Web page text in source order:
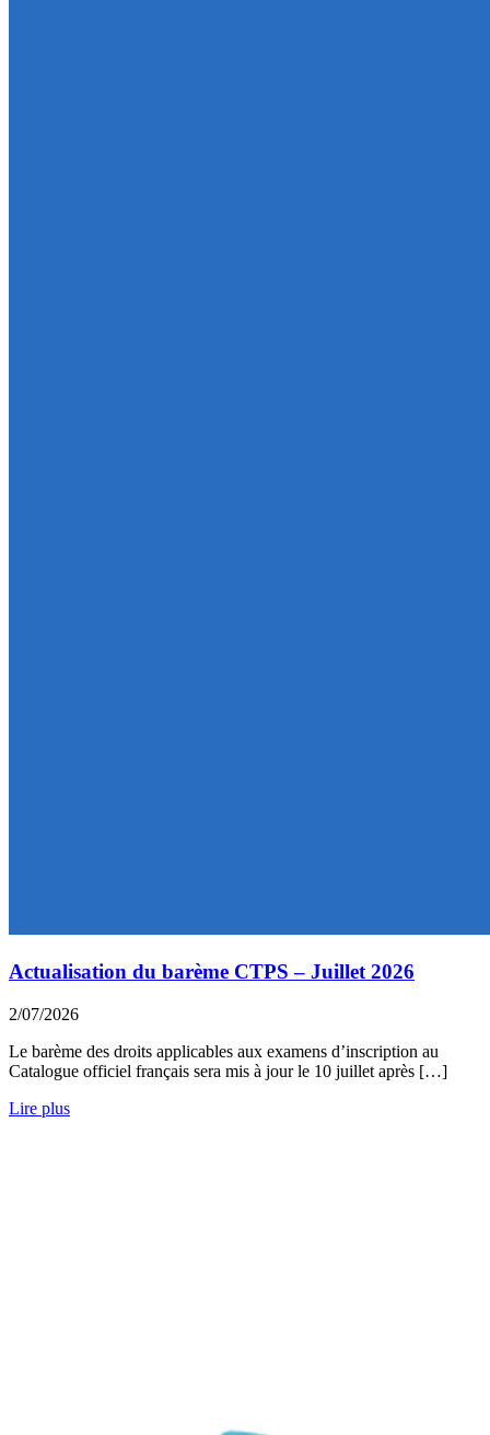
Actualisation du barème CTPS – Juillet 2026
2/07/2026
Le barème des droits applicables aux examens d’inscription au
Catalogue officiel français sera mis à jour le 10 juillet après […]
Lire plus